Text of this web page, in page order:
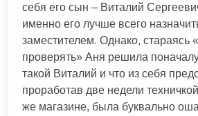
себя его сын – Виталий
именно его лучше всего
заместителем. Однако, стараясь
проверять» Аня решила
такой Виталий и что из себя
проработав две недели
же магазине, была буквально